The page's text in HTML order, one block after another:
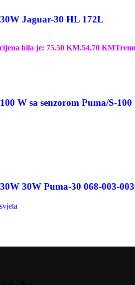
Jaguar-30 HL 172L
bila je: 75.50 KM.54.70 KM
W sa senzorom Puma/S-100
30W Puma-30 068-003-